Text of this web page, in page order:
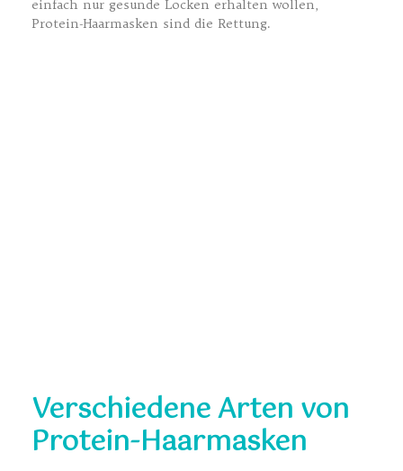
einfach nur gesunde Locken erhalten wollen,
Protein-Haarmasken sind die Rettung.
Verschiedene Arten von
Protein-Haarmasken